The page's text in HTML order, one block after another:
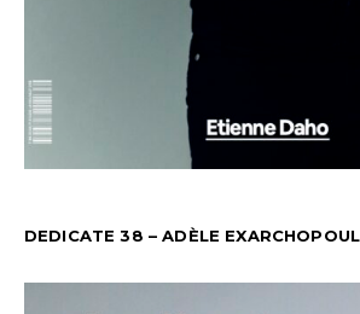
DEDICATE 38 – ADÈLE